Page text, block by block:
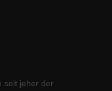
seit jeher der